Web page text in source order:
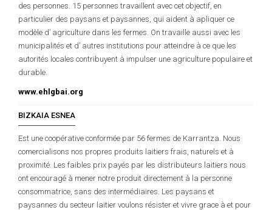
des personnes. 15 personnes travaillent avec cet objectif, en
particulier des paysans et paysannes, qui aident à apliquer ce
modèle d’ agriculture dans les fermes. On travaille aussi avec les
municipalités et d’ autres institutions pour atteindre à ce que les
autorités locales contribuyent à impulser une agriculture populaire et
durable.
www.ehlgbai.org
BIZKAIA ESNEA
Est une coopérative conformée par 56 fermes de Karrantza. Nous
comercialisons nos propres produits laitiers frais, naturels et à
proximité. Les faibles prix payés par les distributeurs laitiers nous
ont encouragé à mener notre produit directement à la personne
consommatrice, sans des intermédiaires. Les paysans et
paysannes du secteur laitier voulons résister et vivre grace à et pour